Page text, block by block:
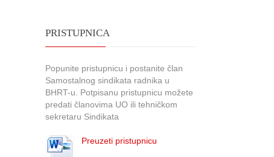
PRISTUPNICA
Popunite pristupnicu i postanite član
Samostalnog sindikata radnika u
BHRT-u. Potpisanu pristupnicu možete
predati članovima UO ili tehničkom
sekretaru Sindikata
Preuzeti pristupnicu